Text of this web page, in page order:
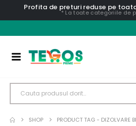
Profita de preturi reduse pe
* La toate categoriile de
SHOP PRODUCT TAG - DIZOLVARE